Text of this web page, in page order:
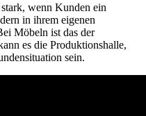
stark, wenn Kunden ein
in ihrem eigenen
Möbeln ist das der
es die Produktionshalle,
sein.